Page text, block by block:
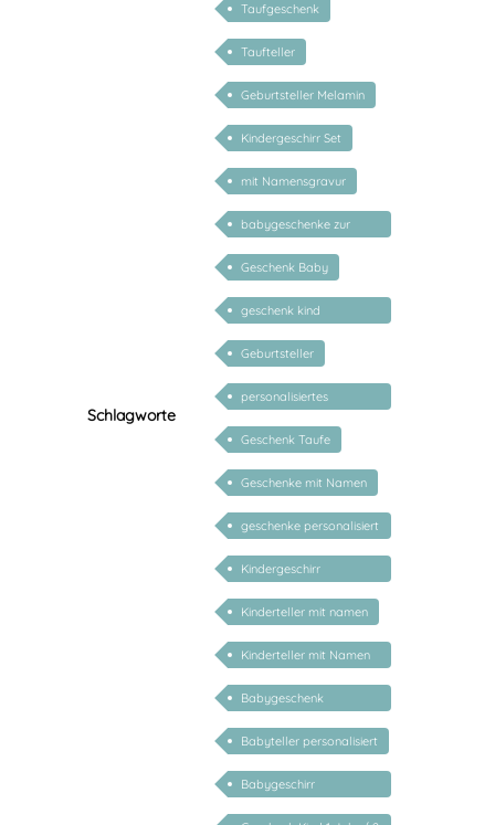
Schlagworte
Taufgeschenk
Taufteller
Geburtsteller Melamin
Kindergeschirr Set
mit Namensgravur
babygeschenke zur
geburt personalisiert
Geschenk Baby
geschenk kind
personalisiert
Geburtsteller
personalisiertes
Geschenk Baby
Geschenk Taufe
Geschenke mit Namen
geschenke personalisiert
kinder
Kindergeschirr
personalisiert
Kinderteller mit namen
Kinderteller mit Namen
personalisiert
Babygeschenk
personalisiert
Babyteller personalisiert
Babygeschirr
personalisiert